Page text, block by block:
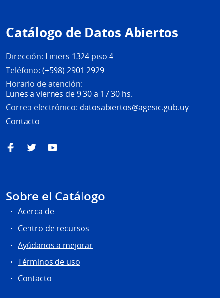
de
página
Catálogo de Datos Abiertos
Dirección: Liniers 1324 piso 4
Teléfono: (+598) 2901 2929
Horario de atención:
Lunes a viernes de 9:30 a 17:30 hs.
Correo electrónico: datosabiertos@agesic.gub.uy
Contacto
FacebookTwitterYouTube
Sobre el Catálogo
Acerca de
Centro de recursos
Ayúdanos a mejorar
Términos de uso
Contacto